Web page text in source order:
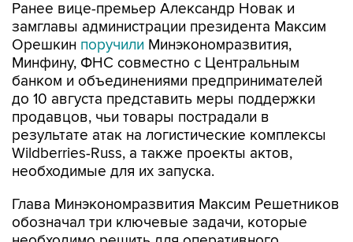
Ранее вице-премьер Александр Новак и
замглавы администрации президента Максим
Орешкин поручили Минэкономразвития,
Минфину, ФНС совместно с Центральным
банком и объединениями предпринимателей
до 10 августа представить меры поддержки
продавцов, чьи товары пострадали в
результате атак на логистические комплексы
Wildberries-Russ, а также проекты актов,
необходимые для их запуска.
Глава Минэкономразвития Максим Решетников
обозначал три ключевые задачи, которые